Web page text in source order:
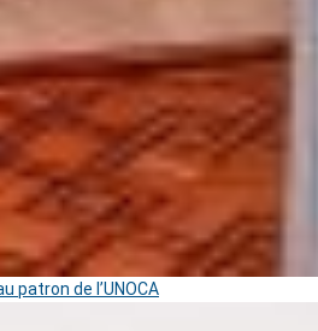
patron de l’UNOCA